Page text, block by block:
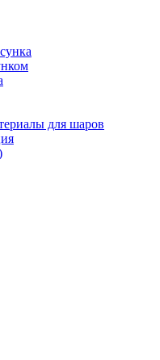
для шаров